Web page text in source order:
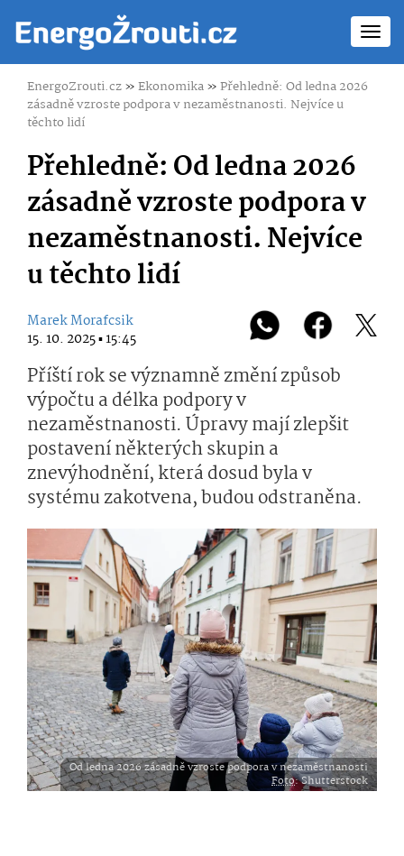
EnergoZrouti.cz»Ekonomika»Přehledně: Od ledna 2026
zásadně vzroste podpora v nezaměstnanosti. Nejvíce u
těchto lidí
Přehledně: Od ledna 2026
zásadně vzroste podpora v
nezaměstnanosti. Nejvíce
u těchto lidí
Marek Morafcsik
15. 10. 2025 ▪ 15:45
Příští rok se významně změní způsob
výpočtu a délka podpory v
nezaměstnanosti. Úpravy mají zlepšit
postavení některých skupin a
znevýhodnění, která dosud byla v
systému zakotvena, budou odstraněna.
Od ledna 2026 zásadně vzroste podpora v nezaměstnanosti
Foto: Shutterstock